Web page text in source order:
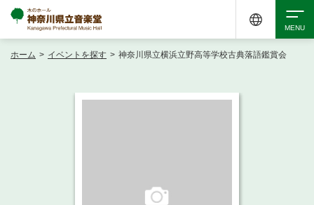
ホーム > イベントを探す > 神奈川県立横浜立野高等学校古典落語鑑賞会